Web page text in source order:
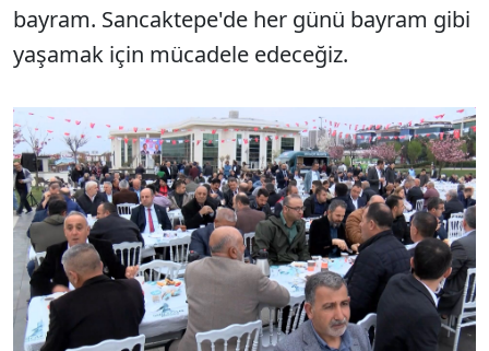
bayram. Sancaktepe'de her günü bayram gibi
yaşamak için mücadele edeceğiz.